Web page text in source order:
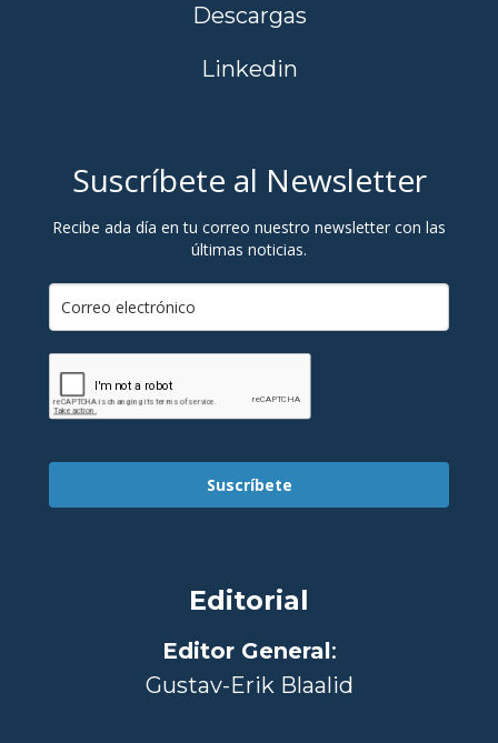
Descargas
Linkedin
Suscríbete al Newsletter
Recibe ada día en tu correo nuestro newsletter con las
últimas noticias.
Suscríbete
Editorial
Editor General:
Gustav-Erik Blaalid